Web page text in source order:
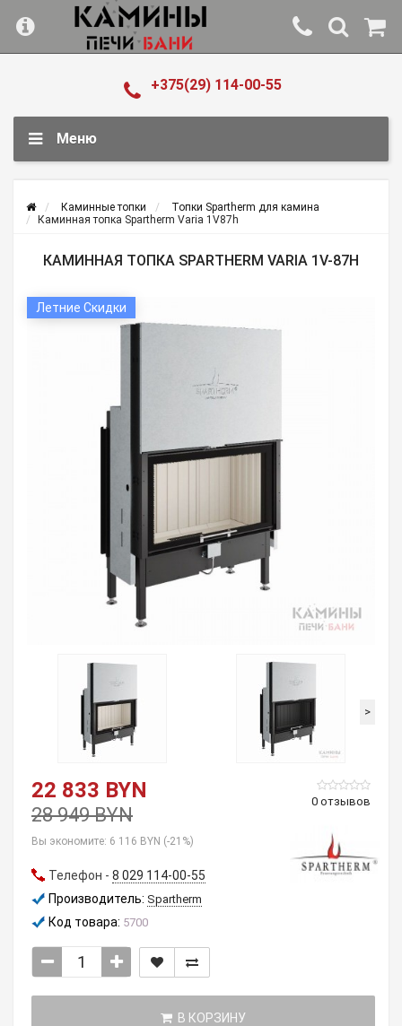
+375(29) 114-00-55
Меню
Каминные топки
Топки Spartherm для камина
Каминная топка Spartherm Varia 1V87h
КАМИННАЯ ТОПКА SPARTHERM VARIA 1V-87H
Летние Скидки
>
0 отзывов
22 833 BYN
28 949 BYN
Вы экономите: 6 116 BYN (-21%)
Телефон - 8 029 114-00-55
Производитель: Spartherm
Код товара: 5700
В КОРЗИНУ